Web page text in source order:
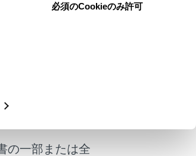
必須のCookieのみ許可
。
の一部または全